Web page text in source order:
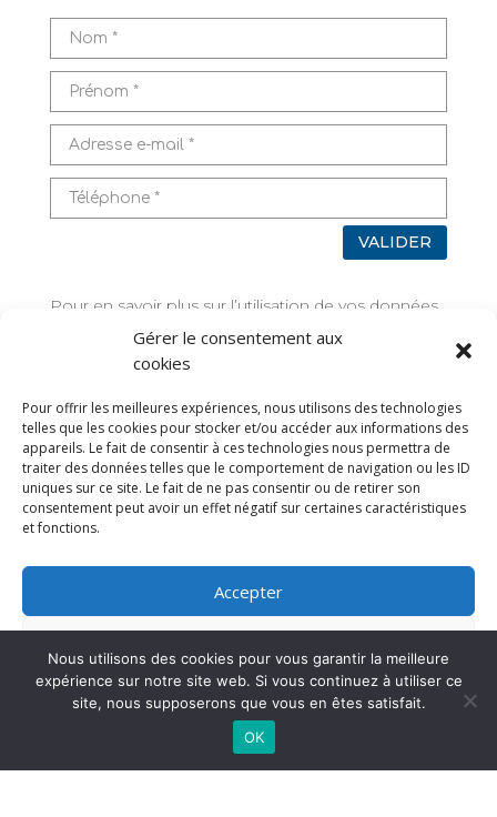
Gérer le consentement aux
cookies
Pour offrir les meilleures expériences, nous utilisons des technologies
telles que les cookies pour stocker et/ou accéder aux informations des
appareils. Le fait de consentir à ces technologies nous permettra de
traiter des données telles que le comportement de navigation ou les ID
uniques sur ce site. Le fait de ne pas consentir ou de retirer son
consentement peut avoir un effet négatif sur certaines caractéristiques
et fonctions.
Accepter
Voir les préférences
Politique de cookies
VALIDER
Pour en savoir plus sur l’utilisation de vos données,
rendez-vous surMentions légales
AISPJA © 2024 | Tous droits réservés
Nous utilisons des cookies pour vous garantir la meilleure
expérience sur notre site web. Si vous continuez à utiliser ce
site, nous supposerons que vous en êtes satisfait.
OK